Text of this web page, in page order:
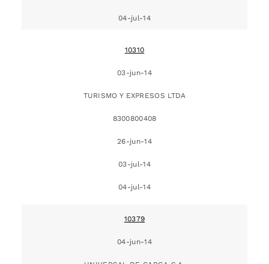
04-jul-14
10310
03-jun-14
TURISMO Y EXPRESOS LTDA
8300800408
26-jun-14
03-jul-14
04-jul-14
10379
04-jun-14